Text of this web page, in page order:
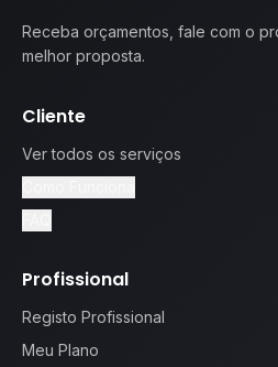
Receba orçamentos, fale com o
melhor proposta.
Cliente
Ver todos os serviços
Profissional
Registo Profissional
Meu Plano